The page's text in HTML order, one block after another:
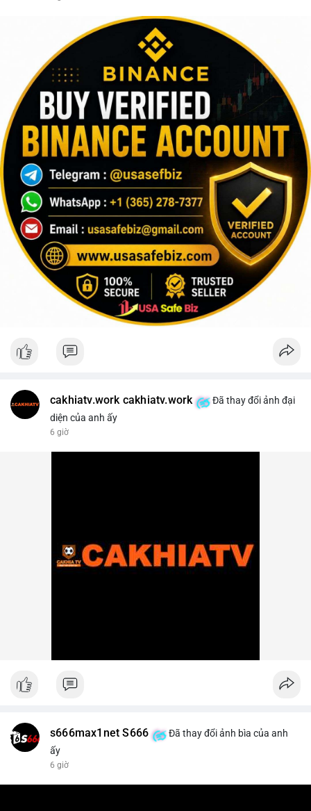
cakhiatv.work cakhiatv.work
Đã thay đổi ảnh đại
diện của anh ấy
6 giờ
s666max1net S666
Đã thay đổi ảnh bìa của anh
ấy
6 giờ